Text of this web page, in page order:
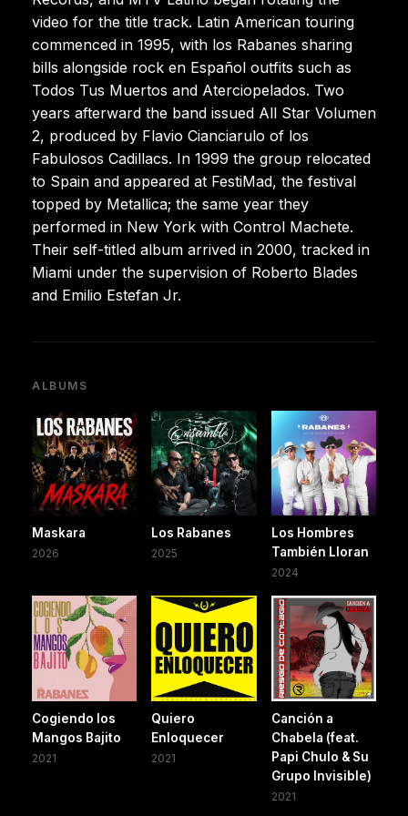
video for the title track. Latin American touring
commenced in 1995, with los Rabanes sharing
bills alongside rock en Español outfits such as
Todos Tus Muertos and Aterciopelados. Two
years afterward the band issued All Star Volumen
2, produced by Flavio Cianciarulo of los
Fabulosos Cadillacs. In 1999 the group relocated
to Spain and appeared at FestiMad, the festival
topped by Metallica; the same year they
performed in New York with Control Machete.
Their self-titled album arrived in 2000, tracked in
Miami under the supervision of Roberto Blades
and Emilio Estefan Jr.
ALBUMS
Maskara
2026
Los Rabanes
2025
Los Hombres
También Lloran
2024
Cogiendo los
Mangos Bajito
2021
Quiero
Enloquecer
2021
Canción a
Chabela (feat.
Papi Chulo & Su
Grupo Invisible)
2021